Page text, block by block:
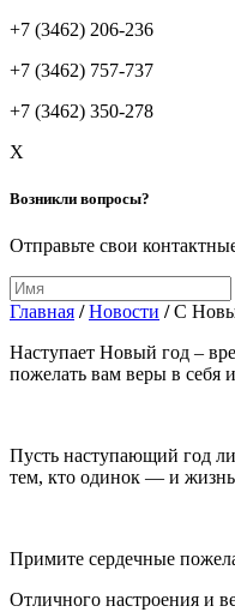
+7 (3462) 206-236
+7 (3462) 757-737
+7 (3462) 350-278
X
Возникли вопросы?
Отправьте свои
Главная / Новости /C
Наступает Новый год –
пожелать вам веры в
Пусть наступающий год
тем, кто одинок — и жизнь
Примите сердечные
Отличного настроения и